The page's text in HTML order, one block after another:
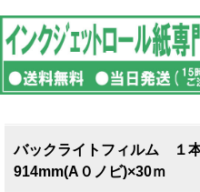
バックライトフィルム
914mm(A０ノビ)×30ｍ